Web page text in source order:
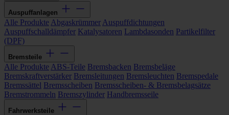
Auspuffanlagen
Alle Produkte Abgaskrümmer Auspuffdichtungen
Auspuffschalldämpfer Katalysatoren Lambdasonden Partikelfilter
(DPF)
Bremsteile
Alle Produkte ABS-Teile Bremsbacken Bremsbeläge
Bremskraftverstärker Bremsleitungen Bremsleuchten Bremspedale
Bremssättel Bremsscheiben Bremsscheiben- & Bremsbelagsätze
Bremstrommeln Bremszylinder Handbremsseile
Fahrwerksteile